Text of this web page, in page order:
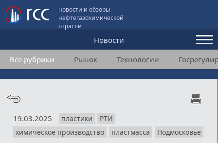
новости и обзоры
нефтегазохимической
отрасли
Новости
Аналитика и мнения
Конференции
Подписка
Все рубрики Рынок Технологии
19.03.2025 пластики
РТИ
химическое производство
пластмасса Подмосковье